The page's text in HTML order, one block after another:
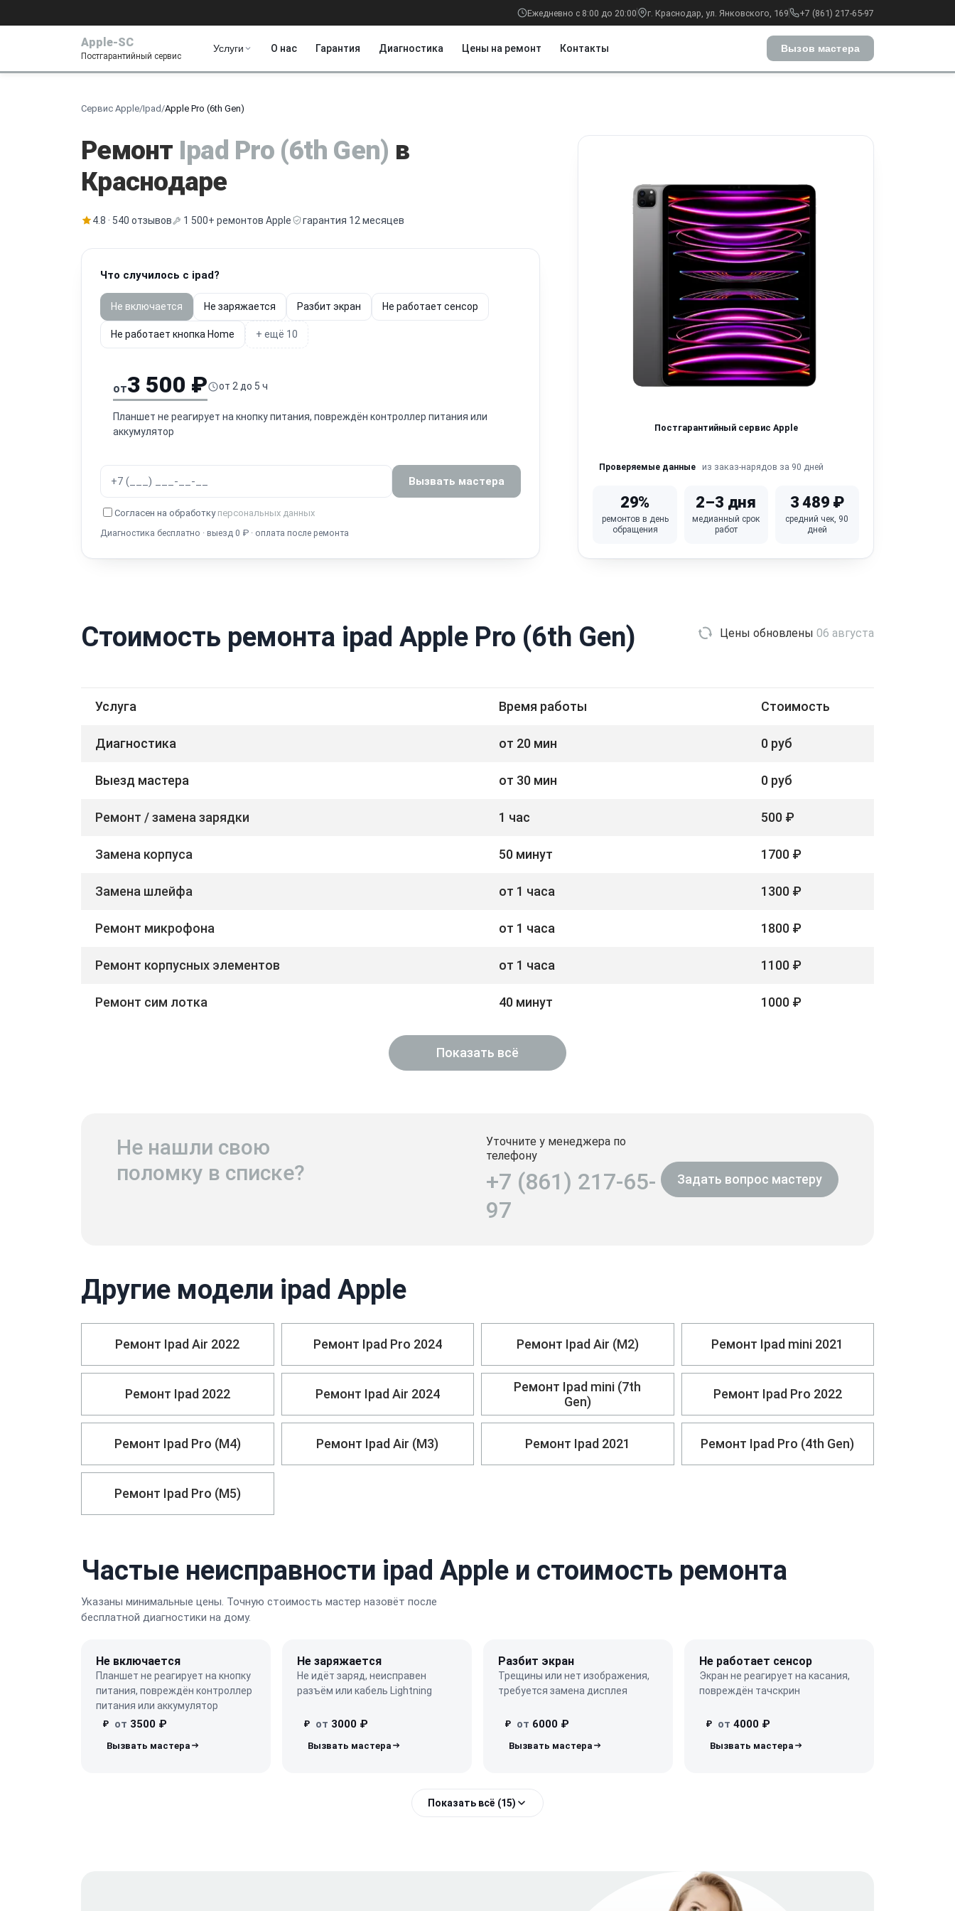
Ежедневно с 8:00 до 20:00 г. Краснодар, ул. Янковского, 169 +7 (861) 217-65-97
Apple-SC
Постгарантийный сервис
Услуги О нас Гарантия Диагностика Цены на ремонт Контакты Вызов мастера
Сервис Apple/Ipad/Apple Pro (6th Gen)
Ремонт Ipad Pro (6th Gen) в
Краснодаре
4.8 · 540 отзывов 1 500+ ремонтов Apple гарантия 12 месяцев
Что случилось с ipad?
Не включается Не заряжается Разбит экран Не работает сенсор
Не работает кнопка Home + ещё 10
от3 500 ₽ от 2 до 5 ч
Планшет не реагирует на кнопку питания, повреждён контроллер питания или
аккумулятор
Вызвать мастера
Согласен на обработку персональных данных
Диагностика бесплатно · выезд 0 ₽ · оплата после ремонта
Постгарантийный сервис Apple
Проверяемые данные из заказ-нарядов за 90 дней
29%
ремонтов в день
обращения
2–3 дня
медианный срок
работ
3 489 ₽
средний чек, 90
дней
Стоимость ремонта ipad Apple Pro (6th Gen) Цены обновлены 06 августа
Услуга Время работы Стоимость
Диагностика от 20 мин 0 руб
Выезд мастера от 30 мин 0 руб
Ремонт / замена зарядки 1 час 500 ₽
Замена корпуса 50 минут 1700 ₽
Замена шлейфа от 1 часа 1300 ₽
Ремонт микрофона от 1 часа 1800 ₽
Ремонт корпусных элементов от 1 часа 1100 ₽
Ремонт сим лотка 40 минут 1000 ₽
Показать всё
Не нашли свою
поломку в списке?
Уточните у менеджера по
телефону
+7 (861) 217-65-
97
Задать вопрос мастеру
Другие модели ipad Apple
Ремонт Ipad Air 2022 Ремонт Ipad Pro 2024 Ремонт Ipad Air (M2) Ремонт Ipad mini 2021
Ремонт Ipad 2022 Ремонт Ipad Air 2024
Ремонт Ipad mini (7th
Gen)
Ремонт Ipad Pro 2022
Ремонт Ipad Pro (M4) Ремонт Ipad Air (M3) Ремонт Ipad 2021 Ремонт Ipad Pro (4th Gen)
Ремонт Ipad Pro (M5)
Частые неисправности ipad Apple и стоимость ремонта
Указаны минимальные цены. Точную стоимость мастер назовёт после
бесплатной диагностики на дому.
Не включается
Планшет не реагирует на кнопку
питания, повреждён контроллер
питания или аккумулятор
₽ от 3500 ₽
Не заряжается
Не идёт заряд, неисправен
разъём или кабель Lightning
₽ от 3000 ₽
Разбит экран
Трещины или нет изображения,
требуется замена дисплея
₽ от 6000 ₽
Не работает сенсор
Экран не реагирует на касания,
повреждён тачскрин
₽ от 4000 ₽
Показать всё (15)